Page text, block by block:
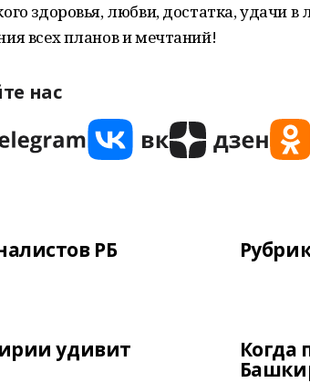
здоровья, любви, достатка, удачи
всех планов и мечтаний!
нас
РБ
удивит Когда